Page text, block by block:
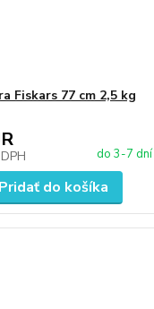
Fiskars 77 cm 2,5 kg
do 3-7 dní
Pridať do košíka